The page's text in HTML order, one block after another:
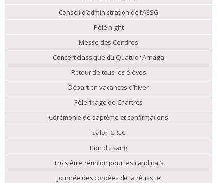
Conseil d’administration de l’AESG
Pélé night
Messe des Cendres
Concert classique du Quatuor Arnaga
Retour de tous les élèves
Départ en vacances d’hiver
Pèlerinage de Chartres
Cérémonie de baptême et confirmations
Salon CREC
Don du sang
Troisième réunion pour les candidats
Journée des cordées de la réussite